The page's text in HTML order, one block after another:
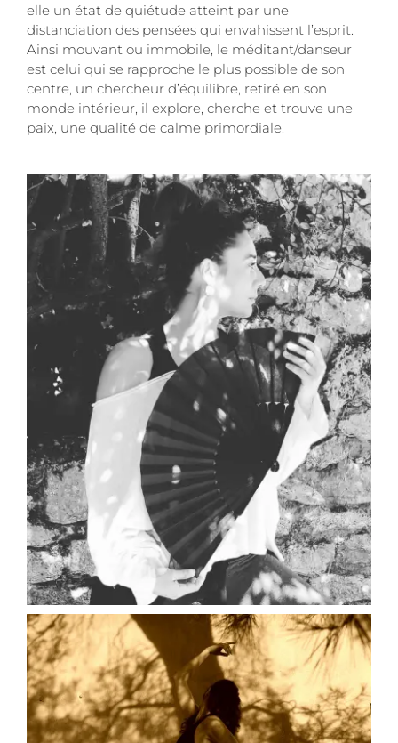
elle un état de quiétude atteint par une
distanciation des pensées qui envahissent l’esprit.
Ainsi mouvant ou immobile, le méditant/danseur
est celui qui se rapproche le plus possible de son
centre, un chercheur d’équilibre, retiré en son
monde intérieur, il explore, cherche et trouve une
paix, une qualité de calme primordiale.